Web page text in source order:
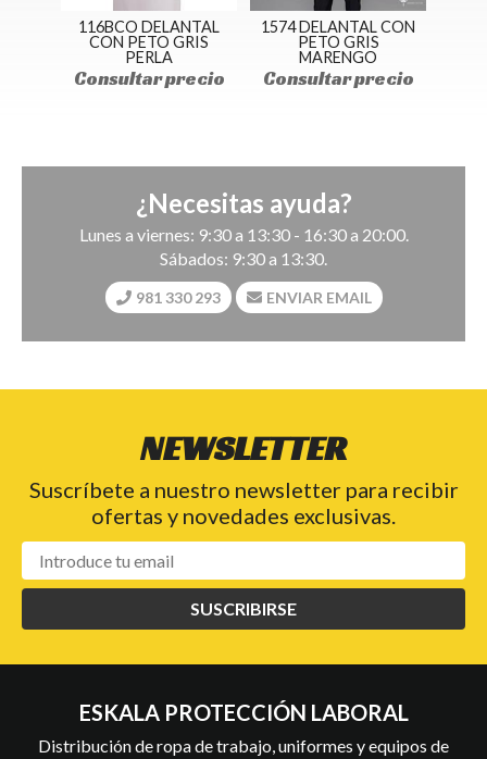
116BCO DELANTAL
CON PETO GRIS
PERLA
Consultar precio
1574 DELANTAL CON
PETO GRIS
MARENGO
Consultar precio
¿Necesitas ayuda?
Lunes a viernes: 9:30 a 13:30 - 16:30 a 20:00.
Sábados: 9:30 a 13:30.
981 330 293 ENVIAR EMAIL
NEWSLETTER
Suscríbete a nuestro newsletter para recibir
ofertas y novedades exclusivas.
SUSCRIBIRSE
ESKALA PROTECCIÓN LABORAL
Distribución de ropa de trabajo, uniformes y equipos de